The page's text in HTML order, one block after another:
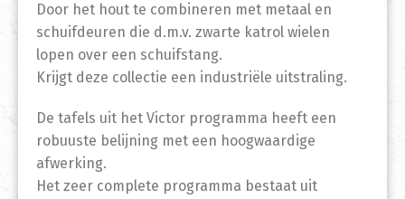
Door het hout te combineren met metaal en
schuifdeuren die d.m.v. zwarte katrol wielen
lopen over een schuifstang.
Krijgt deze collectie een industriële uitstraling.
De tafels uit het Victor programma heeft een
robuuste belijning met een hoogwaardige
afwerking.
Het zeer complete programma bestaat uit